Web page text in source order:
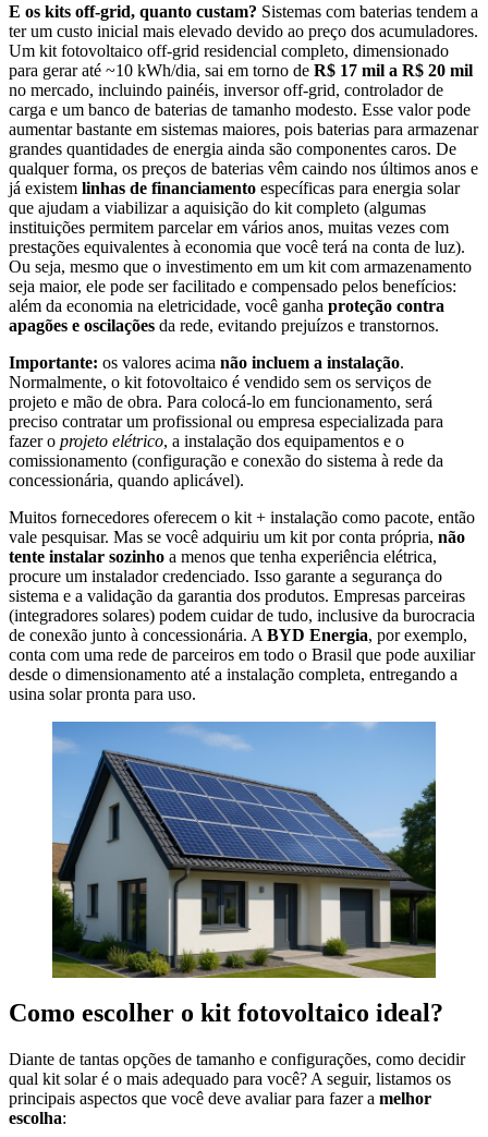
E os kits off-grid, quanto custam? Sistemas com baterias tendem a
ter um custo inicial mais elevado devido ao preço dos acumuladores.
Um kit fotovoltaico off-grid residencial completo, dimensionado
para gerar até ~10 kWh/dia, sai em torno de R$ 17 mil a R$ 20 mil
no mercado, incluindo painéis, inversor off-grid, controlador de
carga e um banco de baterias de tamanho modesto. Esse valor pode
aumentar bastante em sistemas maiores, pois baterias para armazenar
grandes quantidades de energia ainda são componentes caros. De
qualquer forma, os preços de baterias vêm caindo nos últimos anos e
já existem linhas de financiamento específicas para energia solar
que ajudam a viabilizar a aquisição do kit completo (algumas
instituições permitem parcelar em vários anos, muitas vezes com
prestações equivalentes à economia que você terá na conta de luz).
Ou seja, mesmo que o investimento em um kit com armazenamento
seja maior, ele pode ser facilitado e compensado pelos benefícios:
além da economia na eletricidade, você ganha proteção contra
apagões e oscilações da rede, evitando prejuízos e transtornos.
Importante: os valores acima não incluem a instalação.
Normalmente, o kit fotovoltaico é vendido sem os serviços de
projeto e mão de obra. Para colocá-lo em funcionamento, será
preciso contratar um profissional ou empresa especializada para
fazer o projeto elétrico, a instalação dos equipamentos e o
comissionamento (configuração e conexão do sistema à rede da
concessionária, quando aplicável).
Muitos fornecedores oferecem o kit + instalação como pacote, então
vale pesquisar. Mas se você adquiriu um kit por conta própria, não
tente instalar sozinho a menos que tenha experiência elétrica,
procure um instalador credenciado. Isso garante a segurança do
sistema e a validação da garantia dos produtos. Empresas parceiras
(integradores solares) podem cuidar de tudo, inclusive da burocracia
de conexão junto à concessionária. A BYD Energia, por exemplo,
conta com uma rede de parceiros em todo o Brasil que pode auxiliar
desde o dimensionamento até a instalação completa, entregando a
usina solar pronta para uso.
Como escolher o kit fotovoltaico ideal?
Diante de tantas opções de tamanho e configurações, como decidir
qual kit solar é o mais adequado para você? A seguir, listamos os
principais aspectos que você deve avaliar para fazer a melhor
escolha: